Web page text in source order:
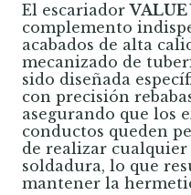
El escariador
complemento
acabados de alta
mecanizado de
sido diseñada
con precisión
asegurando que los
conductos queden
de realizar cualquier
soldadura, lo que
mantener la